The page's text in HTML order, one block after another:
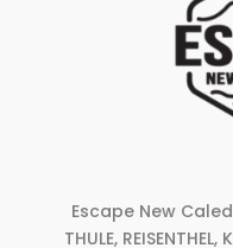
Escape New
THULE,